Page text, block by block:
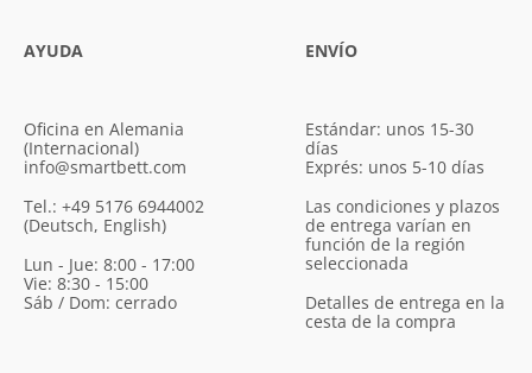
AYUDA
Oficina en Alemania
(Internacional)
info@smartbett.com
Tel.: +49 5176 6944002
(Deutsch, English)
Lun - Jue: 8:00 - 17:00
Vie: 8:30 - 15:00
Sáb / Dom: cerrado
ENVÍO
Estándar: unos 15-30
días
Exprés: unos 5-10 días
Las condiciones y plazos
de entrega varían en
función de la región
seleccionada
Detalles de entrega en la
cesta de la compra